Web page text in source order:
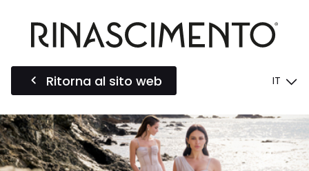
Ritorna al sito web IT